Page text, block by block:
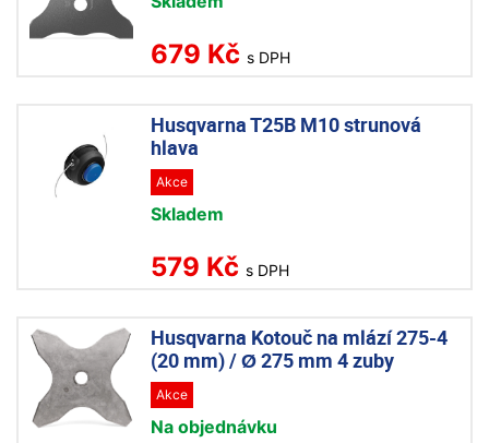
679 Kč s DPH
Husqvarna T25B M10 strunová
hlava
Akce
Skladem
579 Kč s DPH
Husqvarna Kotouč na mlází 275-4
(20 mm) / Ø 275 mm 4 zuby
Akce
Na objednávku